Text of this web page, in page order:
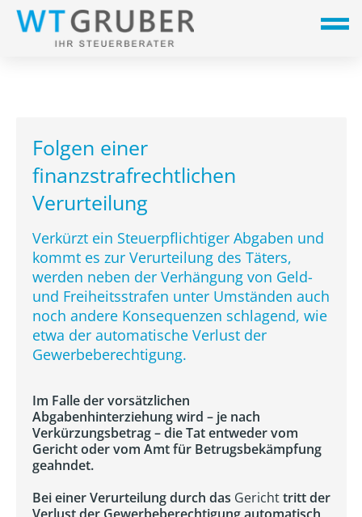
Folgen einer
finanzstrafrechtlichen
Verurteilung
Verkürzt ein Steuerpflichtiger Abgaben und
kommt es zur Verurteilung des Täters,
werden neben der Verhängung von Geld-
und Freiheitsstrafen unter Umständen auch
noch andere Konsequenzen schlagend, wie
etwa der automatische Verlust der
Gewerbeberechtigung.
Im Falle der vorsätzlichen
Abgabenhinterziehung wird – je nach
Verkürzungsbetrag – die Tat entweder vom
Gericht oder vom Amt für Betrugsbekämpfung
geahndet.
Bei einer Verurteilung durch das Gerichttritt der